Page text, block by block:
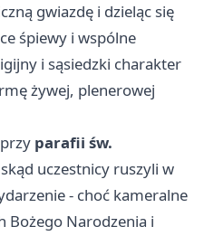
gwiazdę i dzieląc się
śpiewy i wspólne
i sąsiedzki charakter
żywej, plenerowej
parafii św.
uczestnicy ruszyli w
- choć kameralne
Bożego Narodzenia i